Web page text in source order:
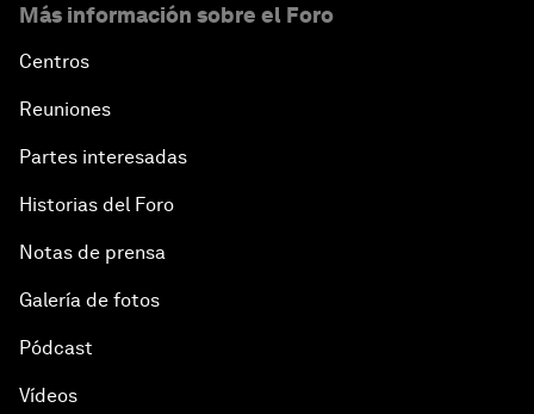
Más información sobre el Foro
Centros
Reuniones
Partes interesadas
Historias del Foro
Notas de prensa
Galería de fotos
Pódcast
Vídeos